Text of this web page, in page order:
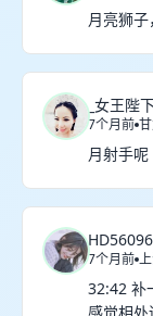
月亮狮
_女王陛下
7个月前
月射手呢
7个月前
32:42 补